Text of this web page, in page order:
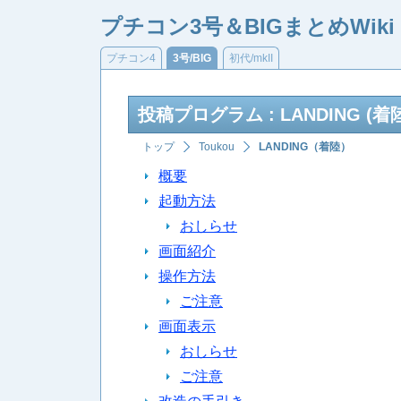
プチコン3号＆BIGまとめWiki
プチコン4 3号/BIG 初代/mkII
投稿プログラム : LANDING (着
トップ Toukou LANDING（着陸）
概要
起動方法
おしらせ
画面紹介
操作方法
ご注意
画面表示
おしらせ
ご注意